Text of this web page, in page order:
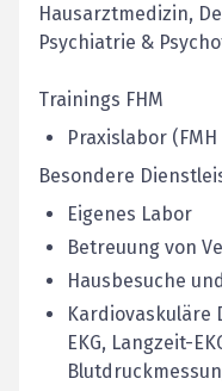
Hausarztmedizin,
Psychiatrie &
Trainings FHM
Praxislabor
Besondere
Eigenes Labor
Betreuung von
Hausbesuche
Kardiovaskuläre
EKG, Langzeit-